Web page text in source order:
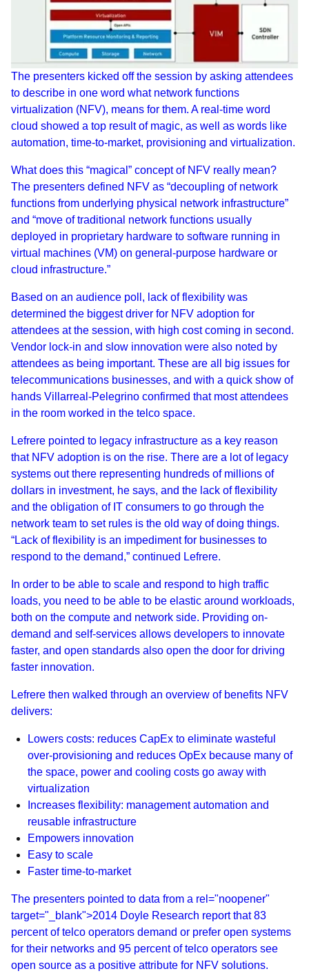
The presenters kicked off the session by asking attendees
to describe in one word what network functions
virtualization (NFV), means for them. A real-time word
cloud showed a top result of magic, as well as words like
automation, time-to-market, provisioning and virtualization.
What does this “magical” concept of NFV really mean?
The presenters defined NFV as “decoupling of network
functions from underlying physical network infrastructure”
and “move of traditional network functions usually
deployed in proprietary hardware to software running in
virtual machines (VM) on general-purpose hardware or
cloud infrastructure.”
Based on an audience poll, lack of flexibility was
determined the biggest driver for NFV adoption for
attendees at the session, with high cost coming in second.
Vendor lock-in and slow innovation were also noted by
attendees as being important. These are all big issues for
telecommunications businesses, and with a quick show of
hands Villarreal-Pelegrino confirmed that most attendees
in the room worked in the telco space.
Lefrere pointed to legacy infrastructure as a key reason
that NFV adoption is on the rise. There are a lot of legacy
systems out there representing hundreds of millions of
dollars in investment, he says, and the lack of flexibility
and the obligation of IT consumers to go through the
network team to set rules is the old way of doing things.
“Lack of flexibility is an impediment for businesses to
respond to the demand,” continued Lefrere.
In order to be able to scale and respond to high traffic
loads, you need to be able to be elastic around workloads,
both on the compute and network side. Providing on-
demand and self-services allows developers to innovate
faster, and open standards also open the door for driving
faster innovation.
Lefrere then walked through an overview of benefits NFV
delivers:
Lowers costs: reduces CapEx to eliminate wasteful
over-provisioning and reduces OpEx because many of
the space, power and cooling costs go away with
virtualization
Increases flexibility: management automation and
reusable infrastructure
Empowers innovation
Easy to scale
Faster time-to-market
The presenters pointed to data from a rel="noopener"
target="_blank">2014 Doyle Research report that 83
percent of telco operators demand or prefer open systems
for their networks and 95 percent of telco operators see
open source as a positive attribute for NFV solutions.